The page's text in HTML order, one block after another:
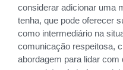
considerar adicionar uma
tenha, que pode oferecer
como intermediário na
comunicação respeitosa,
abordagem para lidar